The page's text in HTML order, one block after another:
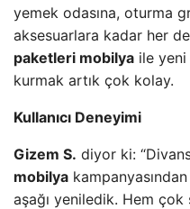
yemek odasına, oturma
aksesuarlara kadar her
paketleri mobilya ile yeni
kurmak artık çok kolay.
Kullanıcı Deneyimi
Gizem S. diyor ki:
mobilya
aşağı yeniledik. Hem